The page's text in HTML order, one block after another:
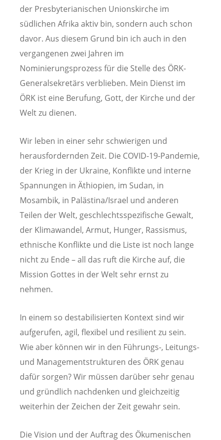
der Presbyterianischen Unionskirche im
südlichen Afrika aktiv bin, sondern auch schon
davor. Aus diesem Grund bin ich auch in den
vergangenen zwei Jahren im
Nominierungsprozess für die Stelle des ÖRK-
Generalsekretärs verblieben. Mein Dienst im
ÖRK ist eine Berufung, Gott, der Kirche und der
Welt zu dienen.
Wir leben in einer sehr schwierigen und
herausfordernden Zeit. Die COVID-19-Pandemie,
der Krieg in der Ukraine, Konflikte und interne
Spannungen in Äthiopien, im Sudan, in
Mosambik, in Palästina/Israel und anderen
Teilen der Welt, geschlechtsspezifische Gewalt,
der Klimawandel, Armut, Hunger, Rassismus,
ethnische Konflikte und die Liste ist noch lange
nicht zu Ende – all das ruft die Kirche auf, die
Mission Gottes in der Welt sehr ernst zu
nehmen.
In einem so destabilisierten Kontext sind wir
aufgerufen, agil, flexibel und resilient zu sein.
Wie aber können wir in den Führungs-, Leitungs-
und Managementstrukturen des ÖRK genau
dafür sorgen? Wir müssen darüber sehr genau
und gründlich nachdenken und gleichzeitig
weiterhin der Zeichen der Zeit gewahr sein.
Die Vision und der Auftrag des Ökumenischen